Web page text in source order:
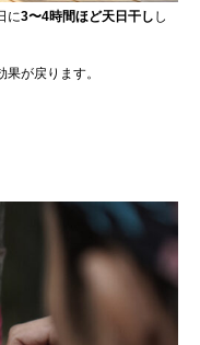
に3〜4時間ほど天日干し し
が戻ります。